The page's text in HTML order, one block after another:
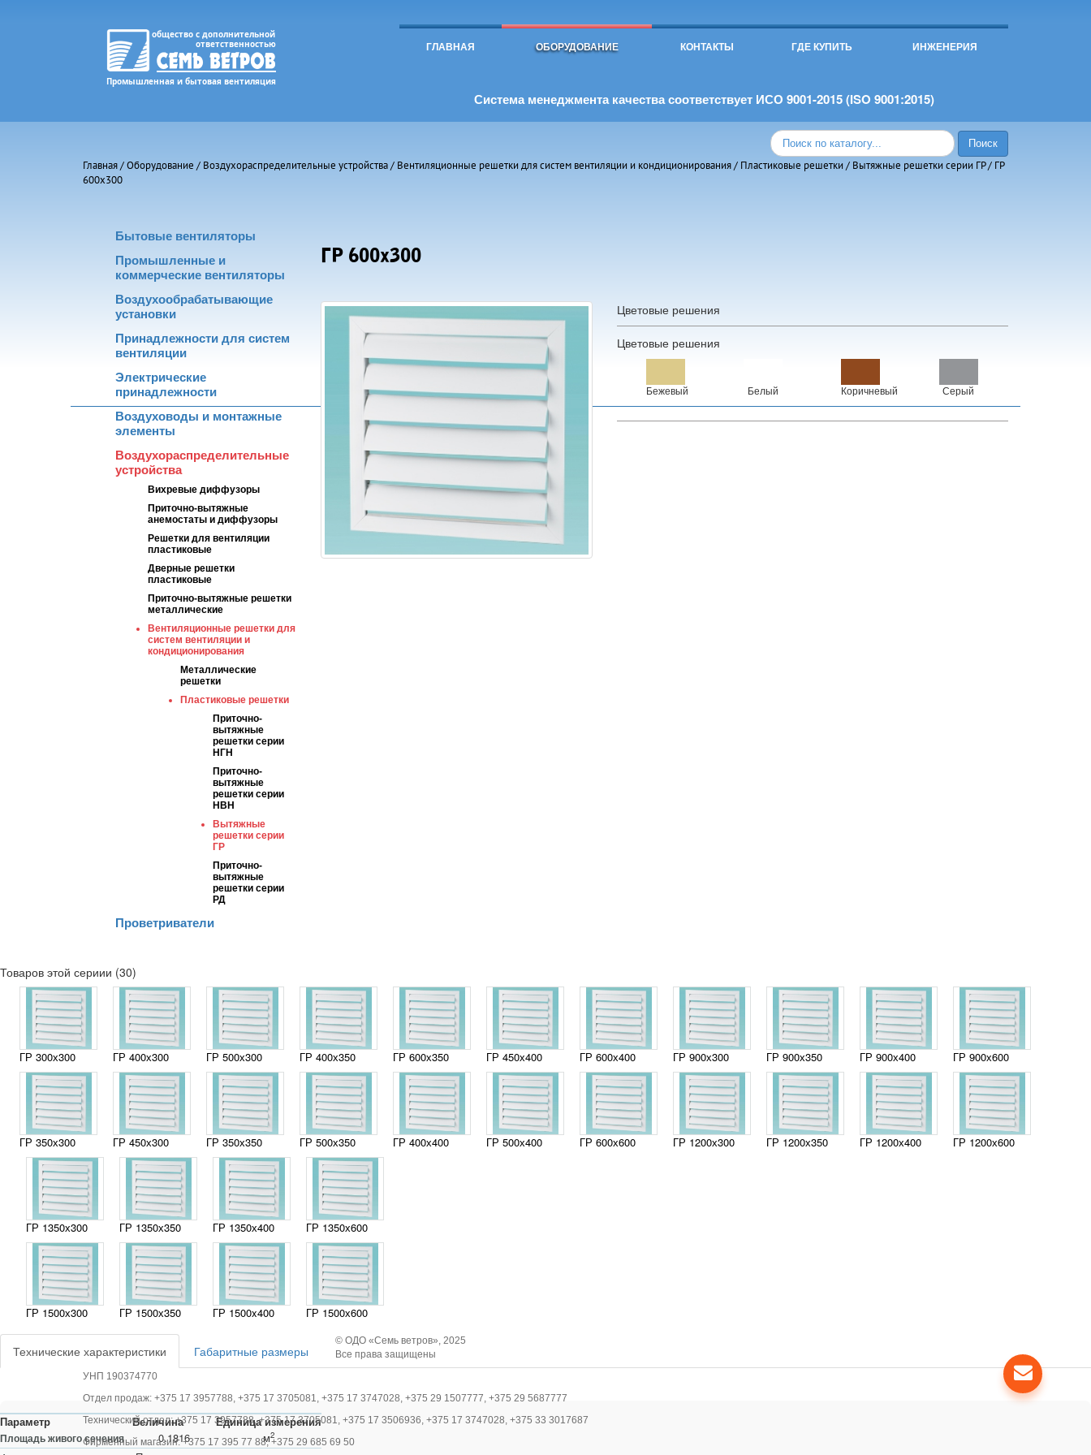
Toggle
navigationГЛАВНАЯ ОБОРУДОВАНИЕ КОНТАКТЫ ГДЕ КУПИТЬ ИНЖЕНЕРИЯ
Система менеджмента качества соответствует ИСО 9001-2015 (ISO 9001:2015)
Главная/Оборудование / Воздухораспределительные устройства/ Вентиляционные решетки для систем вентиляции и кондиционирования/ Пластиковые решетки / Вытяжные решетки серии ГР/ ГР
600х300
Бытовые вентиляторы
Промышленные и
коммерческие вентиляторы
Воздухообрабатывающие
установки
Принадлежности для систем
вентиляции
Электрические
принадлежности
Воздуховоды и монтажные
элементы
Воздухораспределительные
устройства
Вихревые диффузоры
Приточно-вытяжные
анемостаты и диффузоры
Решетки для вентиляции
пластиковые
Дверные решетки
пластиковые
Приточно-вытяжные решетки
металлические
Вентиляционные решетки для
систем вентиляции и
кондиционирования
Металлические
решетки
Пластиковые решетки
Приточно-
вытяжные
решетки серии
НГН
Приточно-
вытяжные
решетки серии
НВН
Вытяжные
решетки серии
ГР
Приточно-
вытяжные
решетки серии
РД
Проветриватели
ГР 600х300
Цветовые решения
Цветовые решения
Бежевый Белый Коричневый Серый
Товаров этой сериии (30)
ГР 300х300
ГР 350х300
ГР 400х300
ГР 450х300
ГР 500х300
ГР 350х350
ГР 400х350
ГР 500х350
ГР 600х350
ГР 400х400
ГР 450х400
ГР 500х400
ГР 600х400
ГР 600х600
ГР 900х300
ГР 1200х300
ГР 900х350
ГР 1200х350
ГР 900х400
ГР 1200х400
ГР 900х600
ГР 1200х600
ГР 1350х300
ГР 1500х300
ГР 1350х350
ГР 1500х350
ГР 1350х400
ГР 1500x400
ГР 1350х600
ГР 1500х600
Технические характеристики Габаритные размеры
Параметр Величина Единица измерения
Площадь живого сечения 0.1816 м2
© ОДО «Семь ветров», 2025
Все права защищены
УНП 190374770
Отдел продаж: +375 17 3957788, +375 17 3705081, +375 17 3747028, +375 29 1507777, +375 29 5687777
Технический отдел: +375 17 3957788, +375 17 3705081, +375 17 3506936, +375 17 3747028, +375 33 3017687
Фирменный магазин: +375 17 395 77 88, +375 29 685 69 50